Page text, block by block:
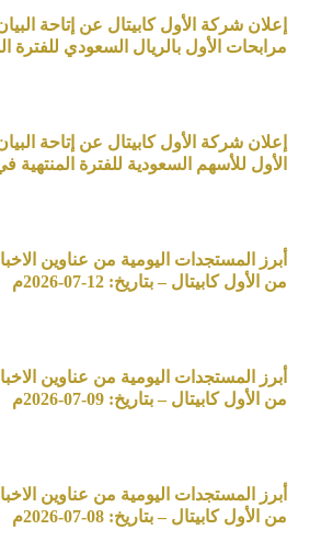
إعلان شركة الأول كابيتال عن إتاحة
مرابحات الأول بالريال السعودي للفترة المنتهية
إعلان شركة الأول كابيتال عن إتاحة
الأول للأسهم السعودية للفترة المنتهية في 30/6/2026
أبرز المستجدات اليومية من عناوين
من الأول كابيتال – بتاريخ: 12-07-2026م
أبرز المستجدات اليومية من عناوين
من الأول كابيتال – بتاريخ: 09-07-2026م
أبرز المستجدات اليومية من عناوين
من الأول كابيتال – بتاريخ: 08-07-2026م